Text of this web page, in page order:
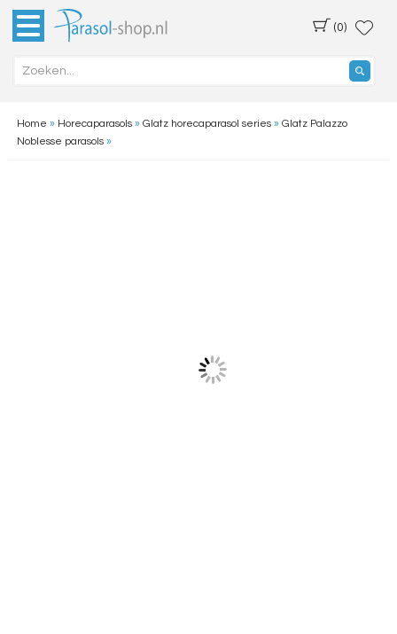
(0)
Home » Horecaparasols» Glatz horecaparasol series» Glatz Palazzo
Noblesse parasols»